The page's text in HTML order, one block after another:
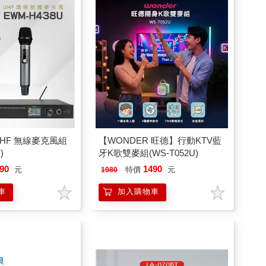
無線麥克風組
元
【WONDER 旺德】行動KTV藍
牙K歌雙麥組(WS-T052U)
1980 特價 1490 元
加入購物車